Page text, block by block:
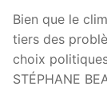
Bien que le
tiers des
choix
STÉPHANE